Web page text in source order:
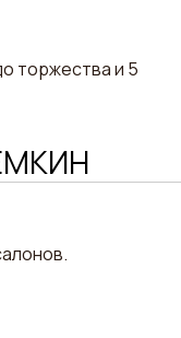
торжества и 5